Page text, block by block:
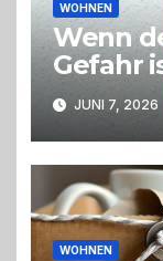
WOHNEN
Wenn
Gefahr
Hunde
JUNI 7, 2026
WOHNEN